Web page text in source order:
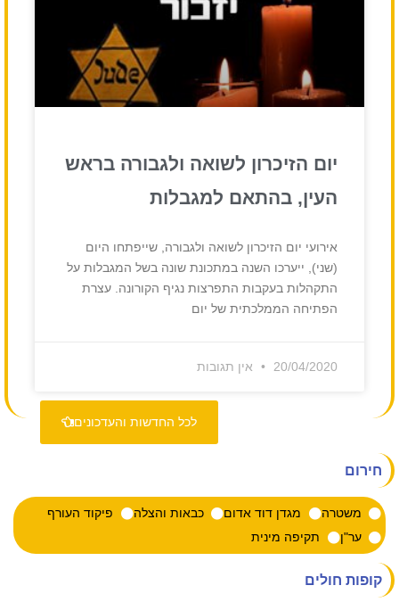
יום הזיכרון לשואה ולגבורה בראש
העין, בהתאם למגבלות
אירועי יום הזיכרון לשואה ולגבורה, שייפתחו היום
(שני), ייערכו השנה במתכונת שונה בשל המגבלות על
התקהלות בעקבות התפרצות נגיף הקורונה. עצרת
הפתיחה הממלכתית של יום
20/04/2020 אין תגובות
לכל החדשות והעדכונים
חירום
משטרה מגדן דוד אדום כבאות והצלה
פיקוד העורף
ער"ן
תקיפה מינית
קופות חולים